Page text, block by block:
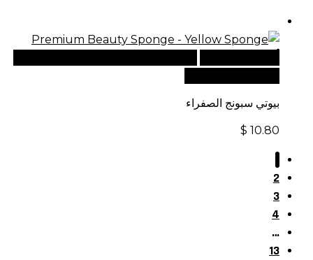
بيوتي سبونج الصفراء
$ 10.80
2
3
4
…
13